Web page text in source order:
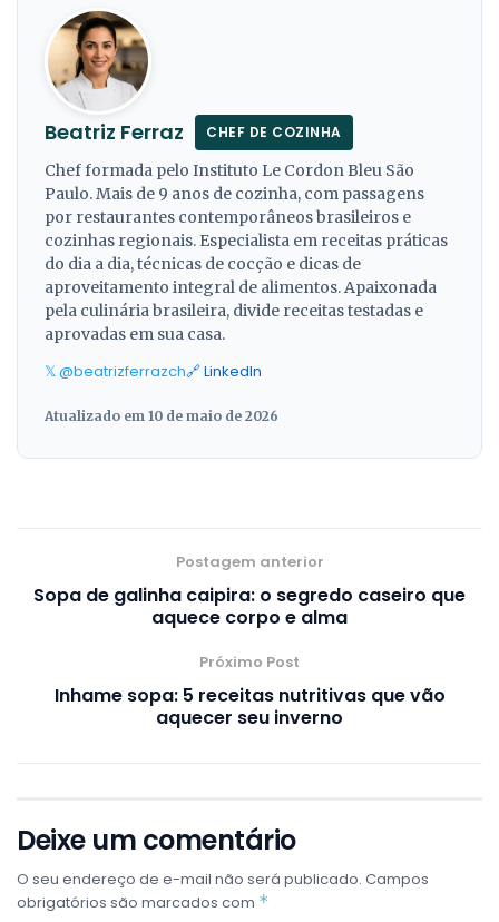
Beatriz Ferraz CHEF DE COZINHA
Chef formada pelo Instituto Le Cordon Bleu São
Paulo. Mais de 9 anos de cozinha, com passagens
por restaurantes contemporâneos brasileiros e
cozinhas regionais. Especialista em receitas práticas
do dia a dia, técnicas de cocção e dicas de
aproveitamento integral de alimentos. Apaixonada
pela culinária brasileira, divide receitas testadas e
aprovadas em sua casa.
𝕏 @beatrizferrazch🔗 LinkedIn
Atualizado em 10 de maio de 2026
Postagem anterior
Sopa de galinha caipira: o segredo caseiro que
aquece corpo e alma
Próximo Post
Inhame sopa: 5 receitas nutritivas que vão
aquecer seu inverno
Deixe um comentário
O seu endereço de e-mail não será publicado. Campos
obrigatórios são marcados com *